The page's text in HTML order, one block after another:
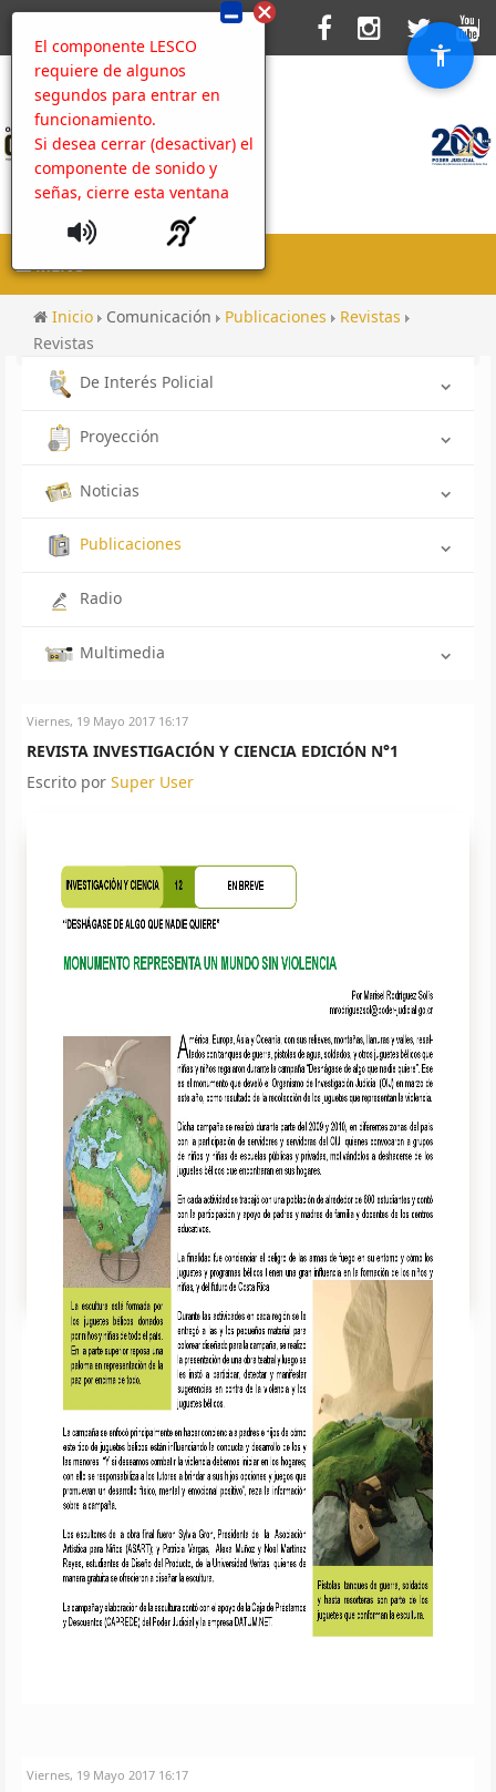
El componente LESCO
requiere de algunos
segundos para entrar en
funcionamiento.
Si desea cerrar (desactivar) el
componente de sonido y
señas, cierre esta ventana
MENU
Inicio Comunicación Publicaciones
Revistas
Revistas
De Interés Policial
Proyección
Noticias
Publicaciones
Radio
Multimedia
Viernes, 19 Mayo 2017 16:17
REVISTA INVESTIGACIÓN Y CIENCIA EDICIÓN N°1
Escrito por Super User
Copyright@joombig.com
Copyright@
joombig.com
Copyright@joombig.com
Copyright@joombig.com
Copyright@joombig.com
Copyright@joombig.com
Copyright@joombig.com
joombig.com
Copyright@joombig.com
Viernes, 19 Mayo 2017 16:17